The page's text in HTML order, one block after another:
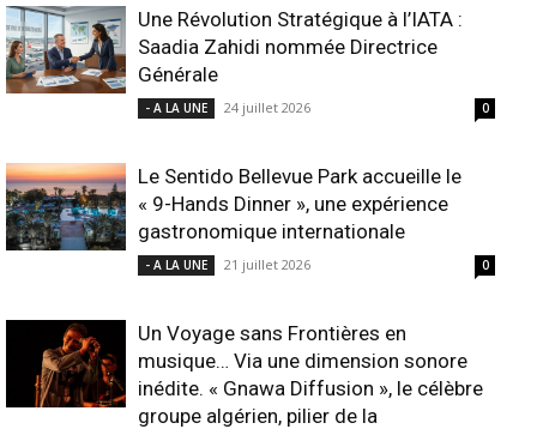
Une Révolution Stratégique à l’IATA :
Saadia Zahidi nommée Directrice
Générale
- A LA UNE 24 juillet 2026 0
Le Sentido Bellevue Park accueille le
« 9-Hands Dinner », une expérience
gastronomique internationale
- A LA UNE 21 juillet 2026 0
Un Voyage sans Frontières en
musique… Via une dimension sonore
inédite. « Gnawa Diffusion », le célèbre
groupe algérien, pilier de la